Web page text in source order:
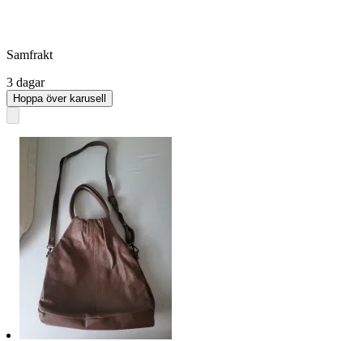
Samfrakt
3 dagar
Hoppa över karusell